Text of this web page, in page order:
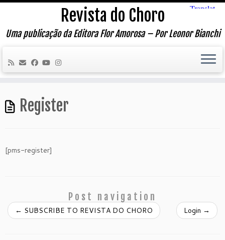
Skip
content
Revista do Choro
Uma publicação da Editora Flor Amorosa – Por Leonor Bianchi
Register
[pms-register]
Post navigation
← SUBSCRIBE TO REVISTA DO CHORO Login →